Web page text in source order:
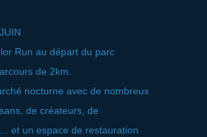
Run au départ du parc
de 2km.
nocturne avec de nombreux
de créateurs, de
et un espace de restauration